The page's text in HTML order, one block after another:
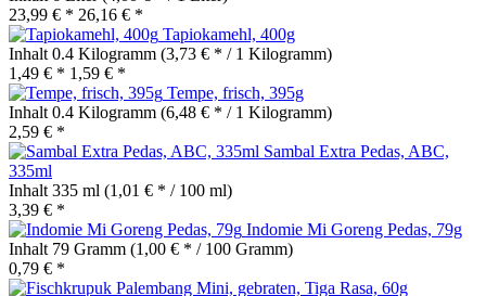
23,99 € * 26,16 € *
Tapiokamehl, 400g
Inhalt 0.4 Kilogramm (3,73 € * / 1 Kilogramm)
1,49 € * 1,59 € *
Tempe, frisch, 395g
Inhalt 0.4 Kilogramm (6,48 € * / 1 Kilogramm)
2,59 € *
Sambal Extra Pedas, ABC,
335ml
Inhalt 335 ml (1,01 € * / 100 ml)
3,39 € *
Indomie Mi Goreng Pedas, 79g
Inhalt 79 Gramm (1,00 € * / 100 Gramm)
0,79 € *